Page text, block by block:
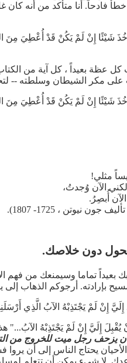
فادحاً. أنا متأكد من أنه كان
شَيْئًا إِنْ لَمْ يَكُنْ قَدْ أُعْطِيَ مِنَ
على مكر الشيطان وسلطته --
شَيْئًا إِنْ لَمْ يَكُنْ قَدْ أُعْطِيَ مِنَ
مثلي!
الآن وُجدتُ،
أُبصِرُ.
نيوتن ، 1725- 1807).
يحول دون خلاصك.
بعيداً تماما وسيمنعك من
إلى يوحنا 6: 44. دعونا نقف ونقرأ هذه الآية
إِنْ لَمْ يَجْتَذِبْهُ الآبُ الَّذِي أَرْسَلَنِي،
إِلَيَّ إِنْ لَمْ يَجْتَذِبْهُ الآبُ..."
يزحف رجل ميت للخروج من
يحتاج الناس إلى أن
لا شيء يمكن أن تتعلم